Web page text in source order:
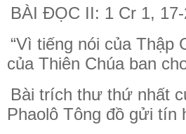
BÀI ĐỌC II: 1 Cr 1,
“Vì tiếng nói của Thập
của Thiên Chúa ban
Bài trích thư thứ nhất
Phaolô Tông đồ gửi tín